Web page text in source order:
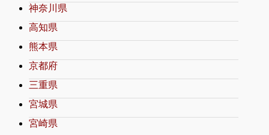
神奈川県
高知県
熊本県
京都府
三重県
宮城県
宮崎県